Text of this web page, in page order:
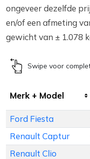
ongeveer dezelfde
en/of een afmeting
gewicht van ± 1.078
Swipe voor
Merk + Model
Ford Fiesta
Renault Captur
Renault Clio